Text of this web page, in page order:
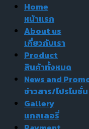
Home
หน้าแรก
About us
เกี่ยวกับเรา
Product
สินค้าทั้งหมด
News and
ข่าวสาร/โปรโมชั่น
Gallery
แกลเลอรี่